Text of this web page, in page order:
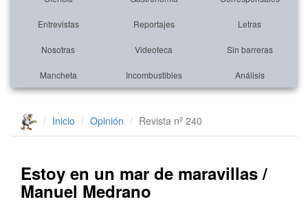
Entrevistas Reportajes Letras
Nosotras Videoteca Sin barreras
Mancheta Incombustibles Análisis
Inicio Opinión Revista nº 240
Estoy en un mar de maravillas /
Manuel Medrano